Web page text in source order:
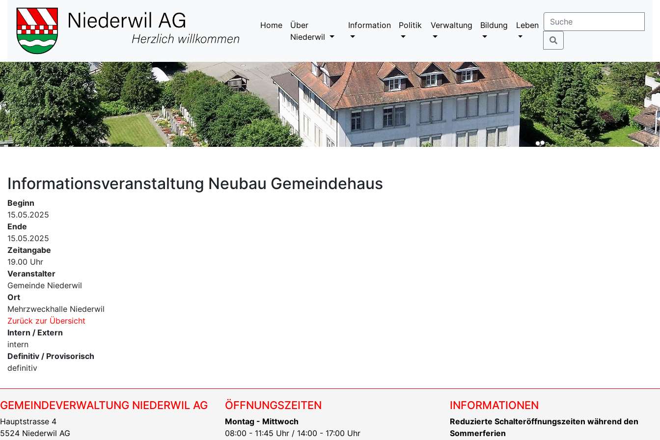
Hauptnavigation
Home
Über
Niederwil
Information Politik Verwaltung Bildung Leben
Informationsveranstaltung Neubau Gemeindehaus
Beginn
15.05.2025
Ende
15.05.2025
Zeitangabe
19.00 Uhr
Veranstalter
Gemeinde Niederwil
Ort
Mehrzweckhalle Niederwil
Zurück zur Übersicht
Intern / Extern
intern
Definitiv / Provisorisch
definitiv
GEMEINDEVERWALTUNG NIEDERWIL AG
Hauptstrasse 4
5524 Niederwil AG
ÖFFNUNGSZEITEN
Montag - Mittwoch
08:00 - 11:45 Uhr / 14:00 - 17:00 Uhr
INFORMATIONEN
Reduzierte Schalteröffnungszeiten während den
Sommerferien